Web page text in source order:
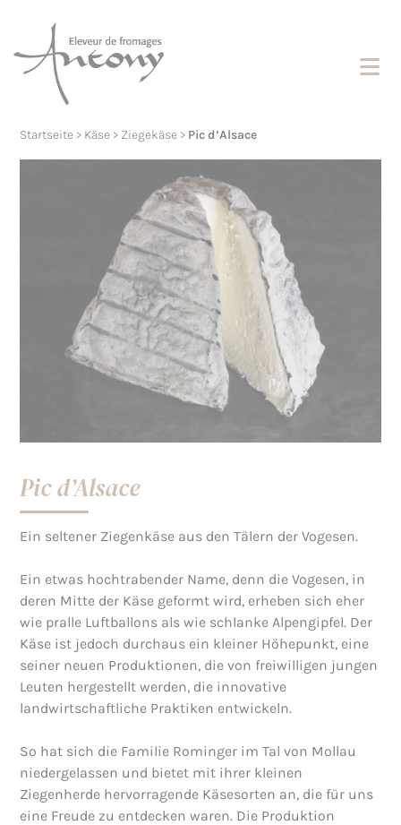
Startseite > Käse > Ziegekäse > Pic d’Alsace
Pic d’Alsace
Ein seltener Ziegenkäse aus den Tälern der Vogesen.
Ein etwas hochtrabender Name, denn die Vogesen, in
deren Mitte der Käse geformt wird, erheben sich eher
wie pralle Luftballons als wie schlanke Alpengipfel. Der
Käse ist jedoch durchaus ein kleiner Höhepunkt, eine
seiner neuen Produktionen, die von freiwilligen jungen
Leuten hergestellt werden, die innovative
landwirtschaftliche Praktiken entwickeln.
So hat sich die Familie Rominger im Tal von Mollau
niedergelassen und bietet mit ihrer kleinen
Ziegenherde hervorragende Käsesorten an, die für uns
eine Freude zu entdecken waren. Die Produktion